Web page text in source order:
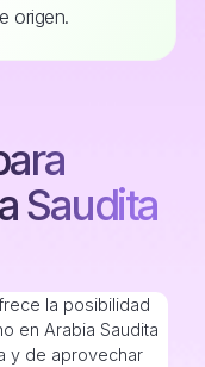
origen.
Saudita
la posibilidad
en Arabia Saudita
y de aprovechar